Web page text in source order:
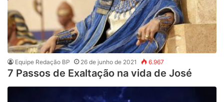
Equipe Redação BP 26 de junho de 2021 6.967
7 Passos de Exaltação na vida de José